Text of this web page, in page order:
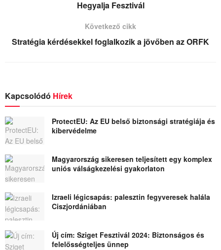
Hegyalja Fesztivál
Következő cikk
Stratégia kérdésekkel foglalkozik a jövőben az ORFK
Kapcsolódó Hírek
ProtectEU: Az EU belső biztonsági stratégiája és
kibervédelme
Magyarország sikeresen teljesített egy komplex
uniós válságkezelési gyakorlaton
Izraeli légicsapás: palesztin fegyveresek halála
Ciszjordániában
Új cím: Sziget Fesztivál 2024: Biztonságos és
felelősségteljes ünnep